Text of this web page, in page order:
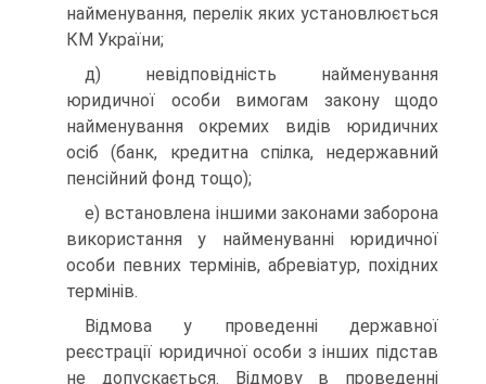
найменування, перелік яких установлюється
КМ України;
д) невідповідність найменування
юридичної особи ви­могам закону щодо
найменування окремих видів юридич­них
осіб (банк, кредитна спілка, недержавний
пенсійний фонд тощо);
е) встановлена іншими законами заборона
використан­ня у найменуванні юридичної
особи певних термінів, абре­віатур, похідних
термінів.
Відмова у проведенні державної
реєстрації юридичної особи з інших підстав
не допускається. Відмову в проведен­ні